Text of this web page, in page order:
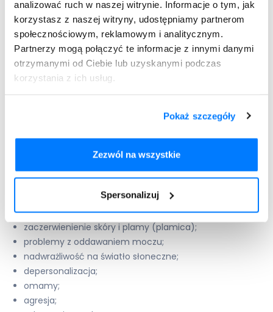
analizować ruch w naszej witrynie. Informacje o tym, jak
korzystasz z naszej witryny, udostępniamy partnerom
społecznościowym, reklamowym i analitycznym.
Partnerzy mogą połączyć te informacje z innymi danymi
otrzymanymi od Ciebie lub uzyskanymi podczas
korzystania z ich usług.
Pokaż szczegóły
Zezwól na wszystkie
Spersonalizuj
emocji);
zapalenie błony śluzowej nosa (zatkany nos i katar);
bóle brzucha;
zwiększone wydzielanie śliny;
kołatanie serca;
ziewanie;
problemy z wytryskiem i wzwodem;
wzdęcia;
zwiększone ryzyko złamań kości;
zwiększenie masy ciała;
wypadanie włosów;
zaczerwienienie skóry i plamy (plamica);
problemy z oddawaniem moczu;
nadwrażliwość na światło słoneczne;
depersonalizacja;
omamy;
agresja;